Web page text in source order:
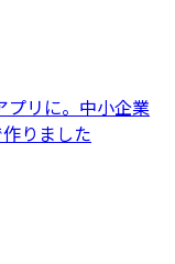
プリに。中小企業
りました